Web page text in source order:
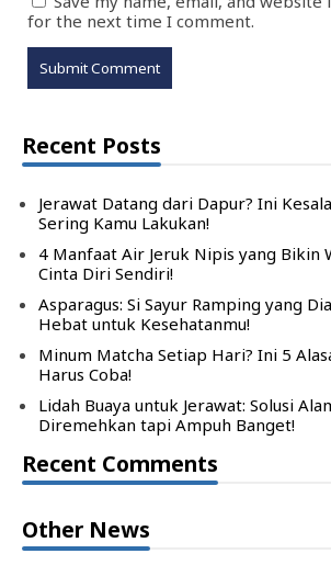
for the next time I comment.
Recent Posts
Jerawat Datang dari Dapur? Ini
Sering Kamu Lakukan!
4 Manfaat Air Jeruk Nipis yang Bikin
Cinta Diri Sendiri!
Asparagus: Si Sayur Ramping yang
Hebat untuk Kesehatanmu!
Minum Matcha Setiap Hari? Ini 5
Harus Coba!
Lidah Buaya untuk Jerawat: Solusi
Diremehkan tapi Ampuh Banget!
Recent Comments
Other News